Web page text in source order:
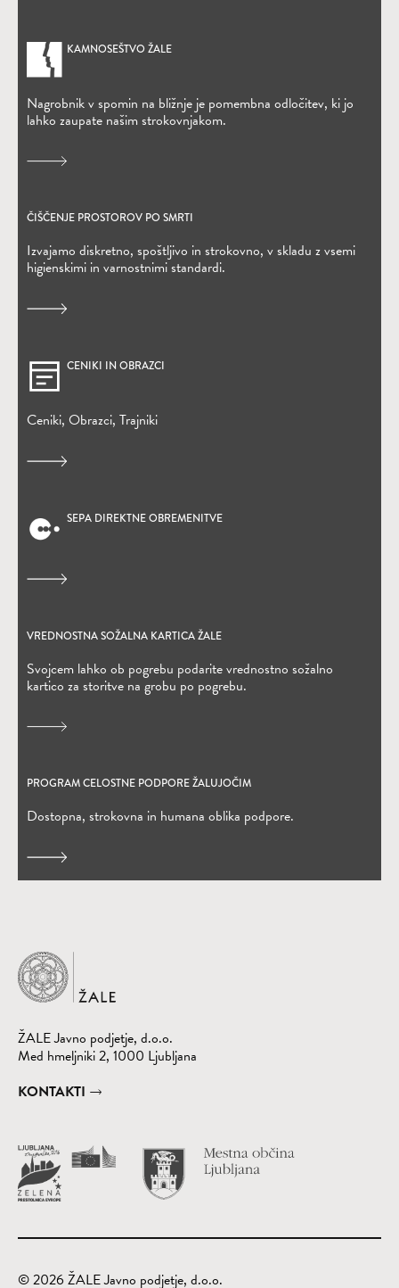
KAMNOSEŠTVO ŽALE
Nagrobnik v spomin na bližnje je pomembna odločitev, ki jo
lahko zaupate našim strokovnjakom.
ČIŠČENJE PROSTOROV PO SMRTI
Izvajamo diskretno, spoštljivo in strokovno, v skladu z vsemi
higienskimi in varnostnimi standardi.
CENIKI IN OBRAZCI
Ceniki, Obrazci, Trajniki
SEPA DIREKTNE OBREMENITVE
(Odpre se v novem oknu)
VREDNOSTNA SOŽALNA KARTICA ŽALE
Svojcem lahko ob pogrebu podarite vrednostno sožalno
kartico za storitve na grobu po pogrebu.
(Odpre se v novem oknu)
PROGRAM CELOSTNE PODPORE ŽALUJOČIM
Dostopna, strokovna in humana oblika podpore.
Domov
ŽALE Javno podjetje, d.o.o.
Med hmeljniki 2, 1000 Ljubljana
KONTAKTI
© 2026 ŽALE Javno podjetje, d.o.o.